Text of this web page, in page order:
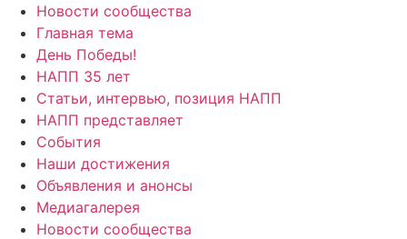
Новости сообщества
Главная тема
День Победы!
НАПП 35 лет
Статьи, интервью, позиция НАПП
НАПП представляет
События
Наши достижения
Объявления и анонсы
Медиагалерея
Новости сообщества